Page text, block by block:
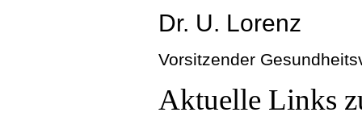
Dr. U. Lorenz
Vorsitzender
Aktuelle Links